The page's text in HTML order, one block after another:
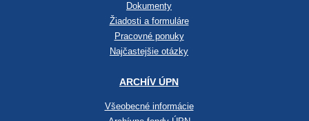
Dokumenty
Žiadosti a formuláre
Pracovné ponuky
Najčastejšie otázky
ARCHÍV ÚPN
Všeobecné informácie